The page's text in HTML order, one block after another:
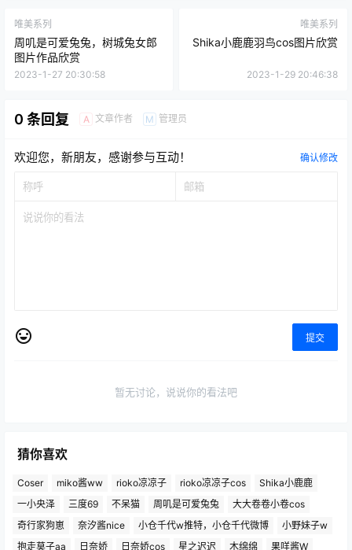
唯美系列
周叽是可爱兔兔，树城兔女郎
图片作品欣赏
2023-1-27 20:30:58
唯美系列
Shika小鹿鹿羽鸟cos图片欣赏
2023-1-29 20:46:38
0 条回复 A 文章作者 M 管理员
欢迎您，新朋友，感谢参与互动！ 确认修改
提交
暂无讨论，说说你的看法吧
猜你喜欢
Coser miko酱ww rioko凉凉子 rioko凉凉子cos
Shika小鹿鹿
一小央泽
三度69 不呆猫 周叽是可爱兔兔
大大卷卷小卷cos
奇行家狗崽
奈汐酱nice 小仓千代w推特，小仓千代微博
小野妹子w
抱走莫子aa
日奈娇 日奈娇cos 星之迟迟 木绵绵 果咩酱W